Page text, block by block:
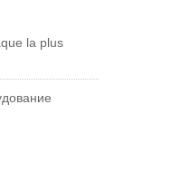
la plus